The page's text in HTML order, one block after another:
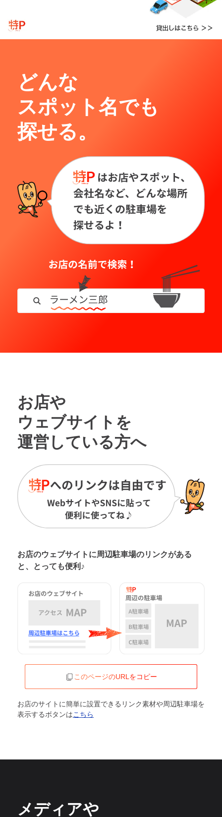
どんな
スポット名でも
探せる。
お店や
ウェブサイトを
運営している方へ
お店のウェブサイトに周辺駐車場のリンクがある
と、とっても便利♪
このページのURLをコピー
お店のサイトに簡単に設置できるリンク素材や周辺駐車場を
表示するボタンはこちら
メディアや